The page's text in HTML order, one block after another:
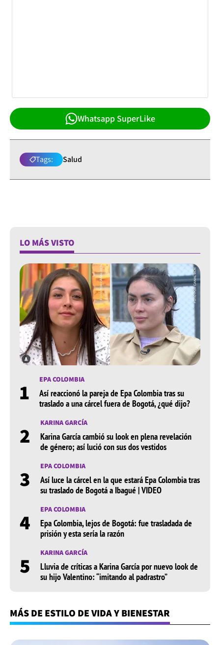
Whatsapp SuperLike
Tags: Salud
LO MÁS VISTO
1 EPA COLOMBIA
Así reaccionó la pareja de Epa Colombia tras su
traslado a una cárcel fuera de Bogotá, ¿qué dijo?
2 KARINA GARCÍA
Karina García cambió su look en plena revelación
de género; así lució con sus dos vestidos
3 EPA COLOMBIA
Así luce la cárcel en la que estará Epa Colombia tras
su traslado de Bogotá a Ibagué | VIDEO
4 EPA COLOMBIA
Epa Colombia, lejos de Bogotá: fue trasladada de
prisión y esta sería la razón
5 KARINA GARCÍA
Lluvia de críticas a Karina García por nuevo look de
su hijo Valentino: “imitando al padrastro”
MÁS DE ESTILO DE VIDA Y BIENESTAR